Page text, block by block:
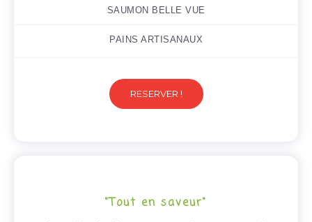
SAUMON BELLE VUE
PAINS ARTISANAUX
RESERVER !
"Tout en saveur"